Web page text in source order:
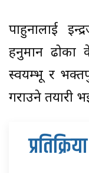
पाहुनालाई
हनुमान ढोका
स्वयम्भू र
गराउने तयारी
प्रतिक्रिया